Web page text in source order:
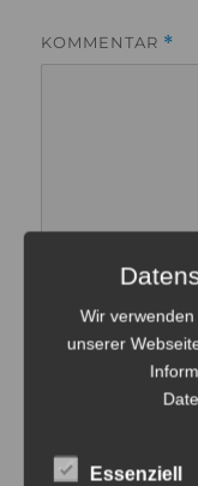
KOMMENTAR *
Wir
unserer
Essenziell